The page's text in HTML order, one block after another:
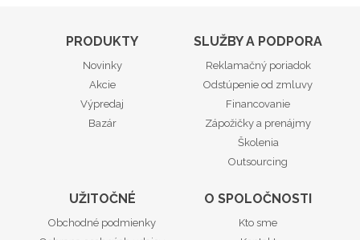
PRODUKTY
Novinky
Akcie
Výpredaj
Bazár
SLUŽBY A PODPORA
Reklamačný poriadok
Odstúpenie od zmluvy
Financovanie
Zápožičky a prenájmy
Školenia
Outsourcing
UŽITOČNÉ
Obchodné podmienky
O SPOLOČNOSTI
Kto sme